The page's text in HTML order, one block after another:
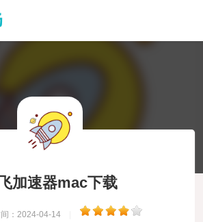
加速器mac下载
间：2024-04-14